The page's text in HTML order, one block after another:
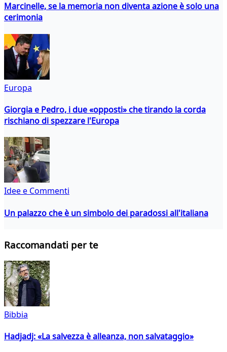
Marcinelle, se la memoria non diventa azione è solo una
cerimonia
Europa
Giorgia e Pedro, i due «opposti» che tirando la corda
rischiano di spezzare l'Europa
Idee e Commenti
Un palazzo che è un simbolo dei paradossi all'italiana
Raccomandati per te
Bibbia
Hadjadj: «La salvezza è alleanza, non salvataggio»